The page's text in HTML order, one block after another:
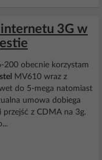
3G w
200 obecnie korzystam
MV610 wraz z
do 5-mega natomiast
umowa dobiega
z CDMA na 3g.